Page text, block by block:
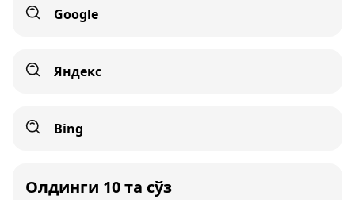
Google
Яндекс
Bing
Олдинги 10 та сўз